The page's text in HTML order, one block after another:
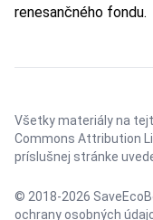
renesančného fondu.
Všetky materiály na
Commons Attribution
príslušnej stránke
© 2018-2026
ochrany osobných